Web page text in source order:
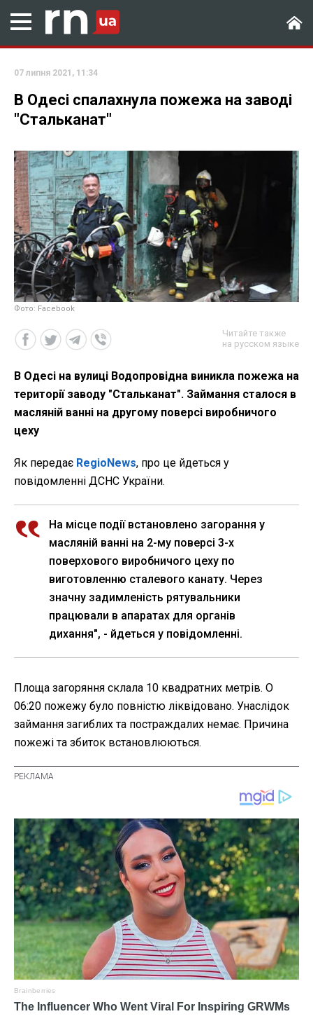
07 липня 2021, 11:34
В Одесі спалахнула пожежа на заводі
"Стальканат"
Фото: Facebook
Читайте также
на русском языке
В Одесі на вулиці Водопровідна виникла пожежа на
території заводу "Стальканат". Займання сталося в
масляній ванні на другому поверсі виробничого
цеху
Як передає RegioNews, про це йдеться у
повідомленні ДСНС України.
На місце події встановлено загорання у
масляній ванні на 2-му поверсі 3-х
поверхового виробничого цеху по
виготовленню сталевого канату. Через
значну задимленість рятувальники
працювали в апаратах для органів
дихання", - йдеться у повідомленні.
Площа загоряння склала 10 квадратних метрів. О
06:20 пожежу було повністю ліквідовано. Унаслідок
займання загиблих та постраждалих немає. Причина
пожежі та збиток встановлюються.